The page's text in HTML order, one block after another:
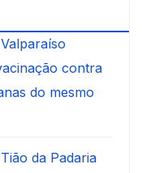
Valparaíso
contra
do mesmo
Tião da Padaria